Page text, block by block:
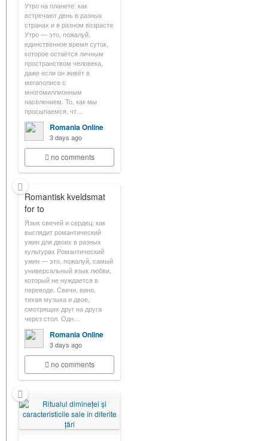
Утро на планете: как
встречают день в разных
странах и в разном возрасте
Утро — это, пожалуй,
единственное время суток,
которое остаётся личным
пространством человека,
даже если он живёт в
мегаполисе с
многомиллионным
населением. То, как мы
просыпаемся, чт…
Romania Online
3 days ago
no comments
Romantisk kveldsmat
for to
Язык свечей и сердец: как
выглядит романтический
ужин для двоих в разных
культурах Романтический
ужин — это, пожалуй, самый
универсальный язык любви,
который не нуждается в
переводе. Свечи, вино,
тихая музыка и двое,
смотрящих друг на друга
через стол. Одн…
Romania Online
3 days ago
no comments